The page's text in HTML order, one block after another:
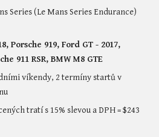
Series (Le Mans Series Endurance)
Porsche 919, Ford GT - 2017,
911 RSR, BMW M8 GTE
víkendy, 2 termíny startů v
tratí s 15% slevou a DPH = $243